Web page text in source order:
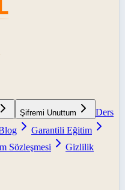
Şifremi Unuttum
Ders
Garantili Eğitim
Sözleşmesi
Gizlilik